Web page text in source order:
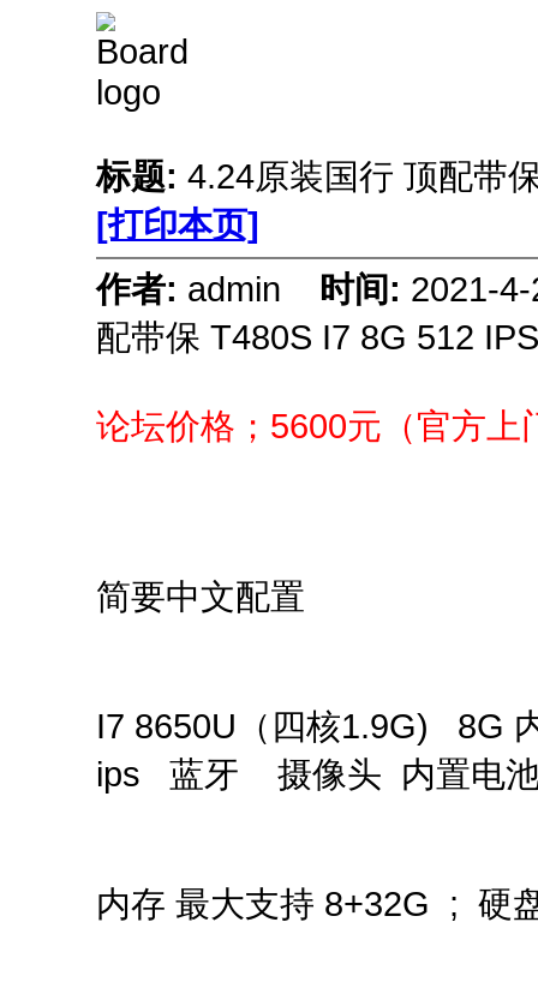
标题: 4.24原装国行 顶配带
[打印本页]
作者: admin 时间: 2021-
配带保 T480S I7 8G 512
论坛价格；5600元（官方上
简要中文配置
I7 8650U（四核1.9G) 8G
ips 蓝牙 摄像头 内置电池
内存 最大支持 8+32G ; 硬